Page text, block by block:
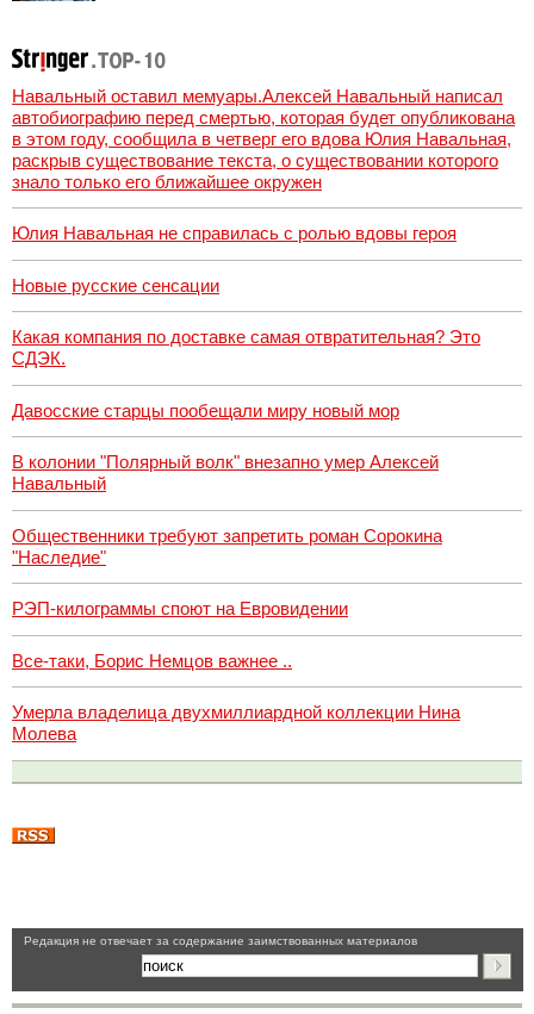
Навальный оставил мемуары.Алексей Навальный написал
автобиографию перед смертью, которая будет опубликована
в этом году, сообщила в четверг его вдова Юлия Навальная,
раскрыв существование текста, о существовании которого
знало только его ближайшее окружен
Юлия Навальная не справилась с ролью вдовы героя
Новые русские сенсации
Какая компания по доставке самая отвратительная? Это
СДЭК.
Давосские старцы пообещали миру новый мор
В колонии "Полярный волк" внезапно умер Алексей
Навальный
Общественники требуют запретить роман Сорокина
"Наследие"
РЭП-килограммы споют на Евровидении
Все-таки, Борис Немцов важнее ..
Умерла владелица двухмиллиардной коллекции Нина
Молева
Pедакция не отвечает за содержание заимствованных материалов